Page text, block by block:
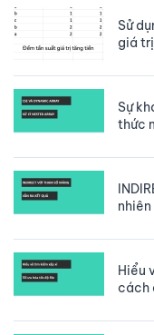
Sử
giá
Sự
thức
nhiên
Hiểu
cách